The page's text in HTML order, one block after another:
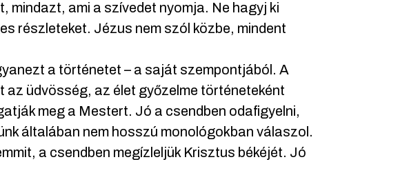
ami a szívedet nyomja. Ne hagyj ki
részleteket. Jézus nem szól közbe, mindent
a történetet – a saját szempontjából. A
üdvösség, az élet győzelme történeteként
meg a Mestert. Jó a csendben odafigyelni,
általában nem hosszú monológokban válaszol.
a csendben megízleljük Krisztus békéjét. Jó